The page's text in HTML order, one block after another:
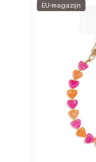
EU-magazijn